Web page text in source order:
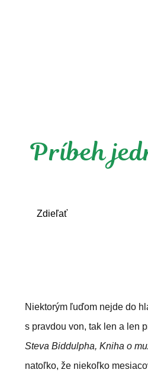
Príbeh
Zdieľať
Niektorým ľuďom nejde do
s pravdou von, tak len a len
Steva Biddulpha, Kniha o
natoľko, že niekoľko